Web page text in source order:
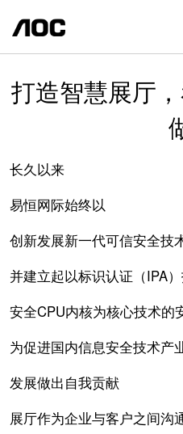
打造智慧展厅
长久以来
易恒网际始终以
创新发展新一代可信安全技
并建立起以标识认证（IPA
安全CPU内核为核心技术的
为促进国内信息安全技术产
发展做出自我贡献
展厅作为企业与客户之间沟